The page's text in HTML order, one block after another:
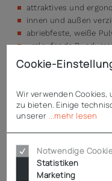
attraktives und
innen und außen
abriebfeste, weiße
umlaufende
natürliches Kältemittel
Temperaturklasse 3S /
Downloads
Cookie-
Wir verwenden Cookies,
zu bieten. Einige
unserer ...mehr lesen
Notwendige
Statistiken
Marketing